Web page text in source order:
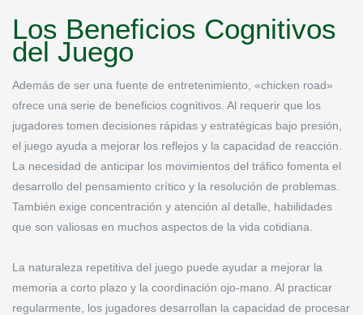
Los Beneficios Cognitivos
del Juego
Además de ser una fuente de entretenimiento, «chicken road»
ofrece una serie de beneficios cognitivos. Al requerir que los
jugadores tomen decisiones rápidas y estratégicas bajo presión,
el juego ayuda a mejorar los reflejos y la capacidad de reacción.
La necesidad de anticipar los movimientos del tráfico fomenta el
desarrollo del pensamiento crítico y la resolución de problemas.
También exige concentración y atención al detalle, habilidades
que son valiosas en muchos aspectos de la vida cotidiana.
La naturaleza repetitiva del juego puede ayudar a mejorar la
memoria a corto plazo y la coordinación ojo-mano. Al practicar
regularmente, los jugadores desarrollan la capacidad de procesar